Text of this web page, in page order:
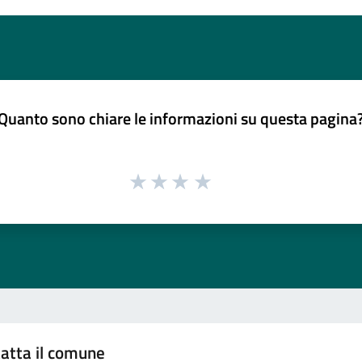
sono chiare le informazioni su questa
il comune